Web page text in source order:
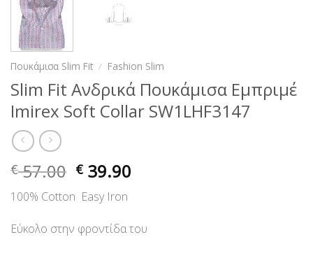
Πουκάμισα Slim Fit / Fashion Slim
Slim Fit Ανδρικά Πουκάμισα Εμπριμέ
Imirex Soft Collar SW1LHF3147
€57.00 € 39.90
100% Cotton Easy Iron
Εύκολο στην φροντίδα του